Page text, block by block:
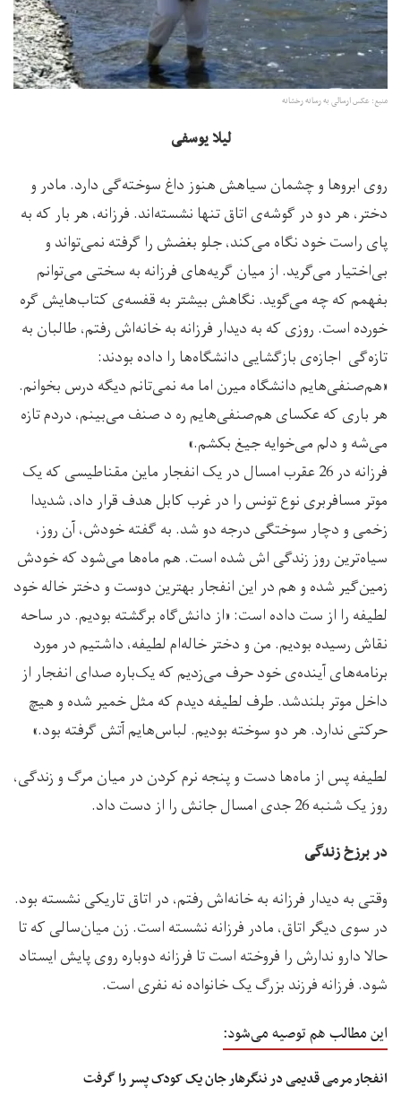
منبع: عکس ارسالی به رسانه رخشانه
لیلا یوسفی
روی ابروها و چشمان سیاهش هنوز داغ سوخته‌گی دارد. مادر و
دختر، هر دو در گوشه‌ی اتاق تنها نشسته‌اند. فرزانه، هر بار که به
پای راست خود نگاه می‌کند، جلو بغضش را گرفته نمی‌تواند و
بی‌اختیار می‌گرید. از میان گریه‌های فرزانه به سختی می‌توانم
بفهمم که چه می‌گوید. نگاهش بیشتر به قفسه‌ی کتاب‌هایش گره
خورده است. روزی که به دیدار فرزانه به خانه‌اش رفتم، طالبان به
تازه‌گی اجازه‌ی بازگشایی دانشگاه‌ها را داده بودند:
«هم‌صنفی‌هایم دانشگاه میرن اما مه نمی‌تانم دیگه درس بخوانم.
هر باری که عکسای هم‌صنفی‌هایم ره د صنف می‌بینم، دردم تازه
می‌شه و دلم می‌خوایه جیغ بکشم.»
فرزانه در 26 عقرب امسال در یک انفجار ماین مقناطیسی که یک
موتر مسافربری نوع تونس را در غرب کابل هدف قرار داد، شدیدا
زخمی و دچار سوختگی درجه دو شد. به گفته خودش، آن روز،
سیاه‌ترین روز زندگی اش شده است. هم ماه‌ها می‌شود که خودش
زمین‌گیر شده و هم در این انفجار بهترین دوست و دختر خاله‌ خود
لطیفه را از ست داده است: «از دانش‌گاه برگشته بودیم. در ساحه
نقاش رسیده بودیم‌. من و دختر خاله‌ام لطیفه، داشتیم در مورد
برنامه‌های آینده‌ی‌ خود حرف می‌زدیم که یک‌باره صدای انفجار از
داخل موتر بلندشد. طرف لطیفه دیدم که مثل خمیر شده و هیچ
حرکتی ندارد. هر دو سوخته بودیم. لباس‌هایم آتش گرفته بود.»
لطیفه پس از ماه‌ها دست و پنجه نرم کردن در میان مرگ و زندگی،
روز یک شنبه 26 جدی امسال جانش را از دست داد.
در برزخ زندگی
وقتی به دیدار فرزانه به خانه‌اش رفتم، در اتاق تاریکی نشسته بود.
در سوی دیگر اتاق، مادر فرزانه نشسته است. زن میان‌سالی که تا
حالا دارو ندارش را فروخته است تا فرزانه دوباره روی پایش ایستاد
شود. فرزانه فرزند بزرگ یک خانواده نه نفری است.
این مطالب هم توصیه می‌شود:
انفجار مرمی قدیمی در ننگرهار جان یک کودک پسر را گرفت